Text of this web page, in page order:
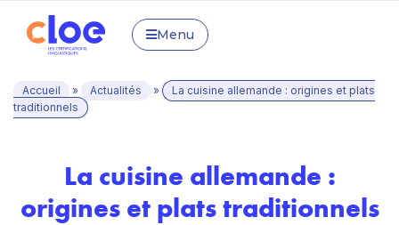
Menu
Accueil » Actualités »
La cuisine allemande : origines et plats
traditionnels
La cuisine allemande :
origines et plats traditionnels